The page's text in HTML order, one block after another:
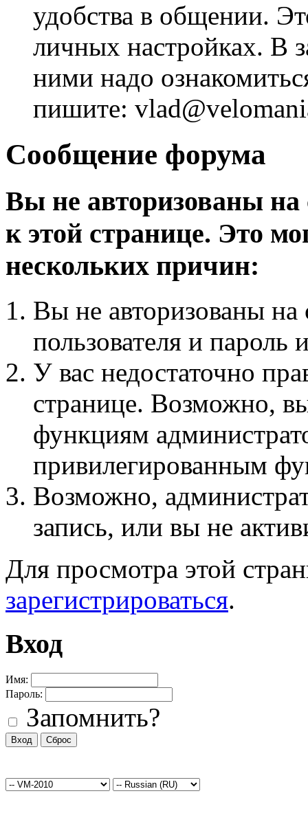
удобства в общении.
личных настройках. В
ними надо
пишите:
Сообщение форума
Вы не авторизованы на
к этой странице. Это
нескольких причин:
Вы не авторизованы на
пользователя и пароль
У вас недостаточно
странице. Возможно,
функциям
привилегированным
Возможно,
запись, или вы не
Для просмотра этой
зарегистрироваться.
Вход
Имя:
Пароль:
Запомнить?